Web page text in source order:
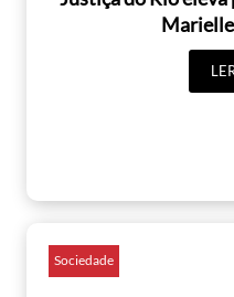
Sociedade